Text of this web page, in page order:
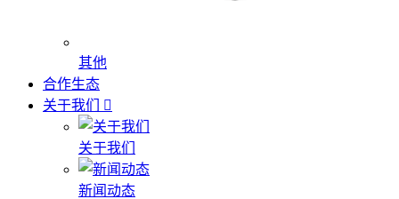
其他
合作生态
关于我们
关于我们
新闻动态